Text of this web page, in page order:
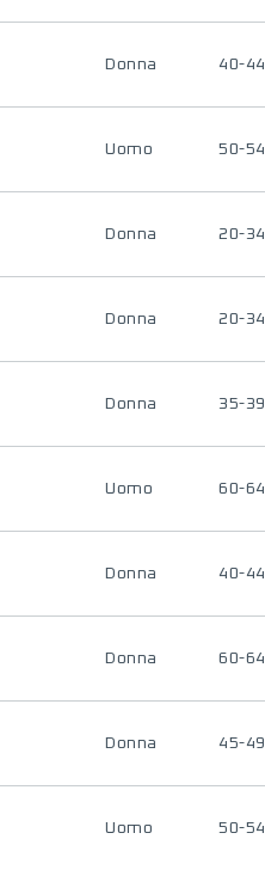
Donna 40-44
Uomo 50-54
Donna 20-34
Donna 20-34
Donna 35-39
Uomo 60-64
Donna 40-44
Donna 60-64
Donna 45-49
Uomo 50-54